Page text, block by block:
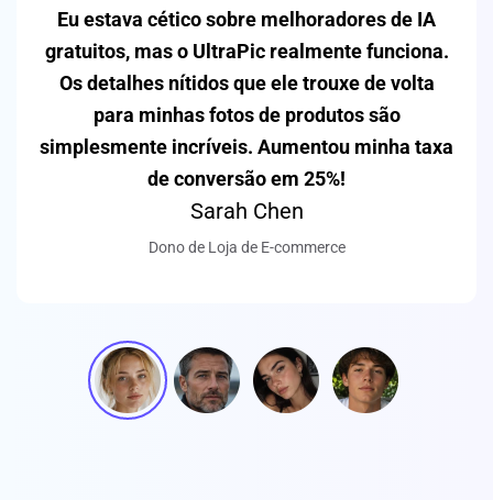
A redução de ruído é excelente. Agora consigo
recuperar fotos com pouca luz que, de outra
forma, teria que excluir. O processamento de
IA me economiza horas de edição manual.
David Kim
Fotógrafo